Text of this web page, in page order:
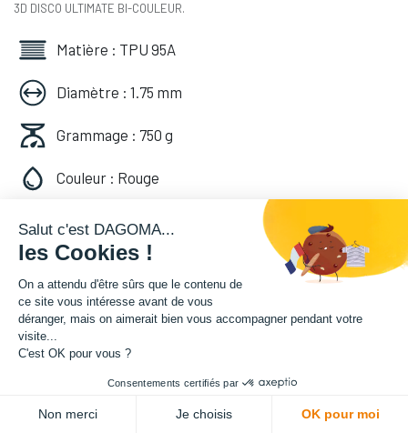
3D DISCO ULTIMATE BI-COULEUR.
Matière : TPU 95A
Diamètre : 1.75 mm
Grammage : 750 g
Couleur : Rouge
Facilité d'utilisation : Intermédiaire
( 34,44€TVA comprise
Salut c'est DAGOMA...
les Cookies !
On a attendu d'être sûrs que le contenu de
ce site vous intéresse avant de vous
déranger, mais on aimerait bien vous accompagner pendant votre
visite...
C'est OK pour vous ?
Consentements certifiés par
Non merci Je choisis OK pour moi